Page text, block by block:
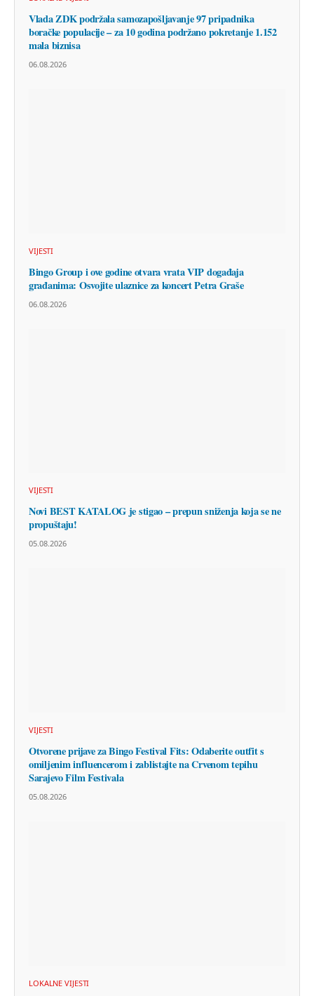
Vlada ZDK podržala samozapošljavanje 97 pripadnika
boračke populacije – za 10 godina podržano pokretanje 1.152
mala biznisa
06.08.2026
VIJESTI
Bingo Group i ove godine otvara vrata VIP događaja
građanima: Osvojite ulaznice za koncert Petra Graše
06.08.2026
VIJESTI
Novi BEST KATALOG je stigao – prepun sniženja koja se ne
propuštaju!
05.08.2026
VIJESTI
Otvorene prijave za Bingo Festival Fits: Odaberite outfit s
omiljenim influencerom i zablistajte na Crvenom tepihu
Sarajevo Film Festivala
05.08.2026
LOKALNE VIJESTI